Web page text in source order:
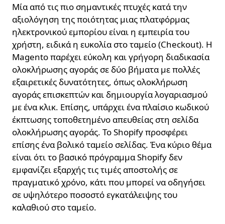
Μία από τις πιο σημαντικές πτυχές κατά την
αξιολόγηση της ποιότητας μιας πλατφόρμας
ηλεκτρονικού εμπορίου είναι η εμπειρία του
χρήστη, ειδικά η ευκολία στο ταμείο (Checkout). Η
Magento παρέχει εύκολη και γρήγορη διαδικασία
ολοκλήρωσης αγοράς σε δύο βήματα με πολλές
εξαιρετικές δυνατότητες, όπως ολοκλήρωση
αγοράς επισκεπτών και δημιουργία λογαριασμού
με ένα κλικ. Επίσης, υπάρχει ένα πλαίσιο κωδικού
έκπτωσης τοποθετημένο απευθείας στη σελίδα
ολοκλήρωσης αγοράς. Το Shopify προσφέρει
επίσης ένα βολικό ταμείο σελίδας. Ένα κύριο θέμα
είναι ότι το βασικό πρόγραμμα Shopify δεν
εμφανίζει εξαρχής τις τιμές αποστολής σε
πραγματικό χρόνο, κάτι που μπορεί να οδηγήσει
σε υψηλότερο ποσοστό εγκατάλειψης του
καλαθιού στο ταμείο.